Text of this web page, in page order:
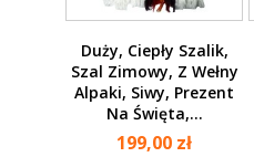
Duży, Ciepły Szalik,
Szal Zimowy, Z Wełny
Alpaki, Siwy, Prezent
Na Święta,...
199,00 zł